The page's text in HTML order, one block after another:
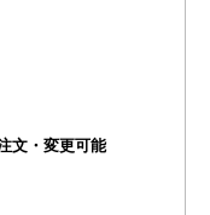
文・変更可能